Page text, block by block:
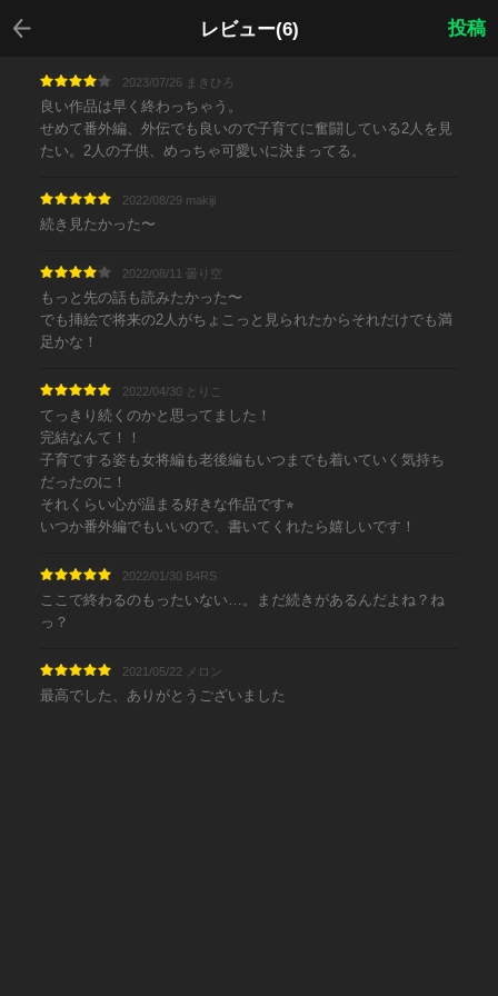
レビュー(6)
戻る
投稿
2023/07/26 まきひろ
良い作品は早く終わっちゃう。
せめて番外編、外伝でも良いので子育てに奮闘している2人を見
たい。2人の子供、めっちゃ可愛いに決まってる。
2022/08/29 makiji
続き見たかった〜
2022/08/11 曇り空
もっと先の話も読みたかった〜
でも挿絵で将来の2人がちょこっと見られたからそれだけでも満
足かな！
2022/04/30 とりこ
てっきり続くのかと思ってました！
完結なんて！！
子育てする姿も女将編も老後編もいつまでも着いていく気持ち
だったのに！
それくらい心が温まる好きな作品です⭐︎
いつか番外編でもいいので、書いてくれたら嬉しいです！
2022/01/30 B4RS
ここで終わるのもったいない…。まだ続きがあるんだよね？ね
っ？
2021/05/22 メロン
最高でした、ありがとうございました